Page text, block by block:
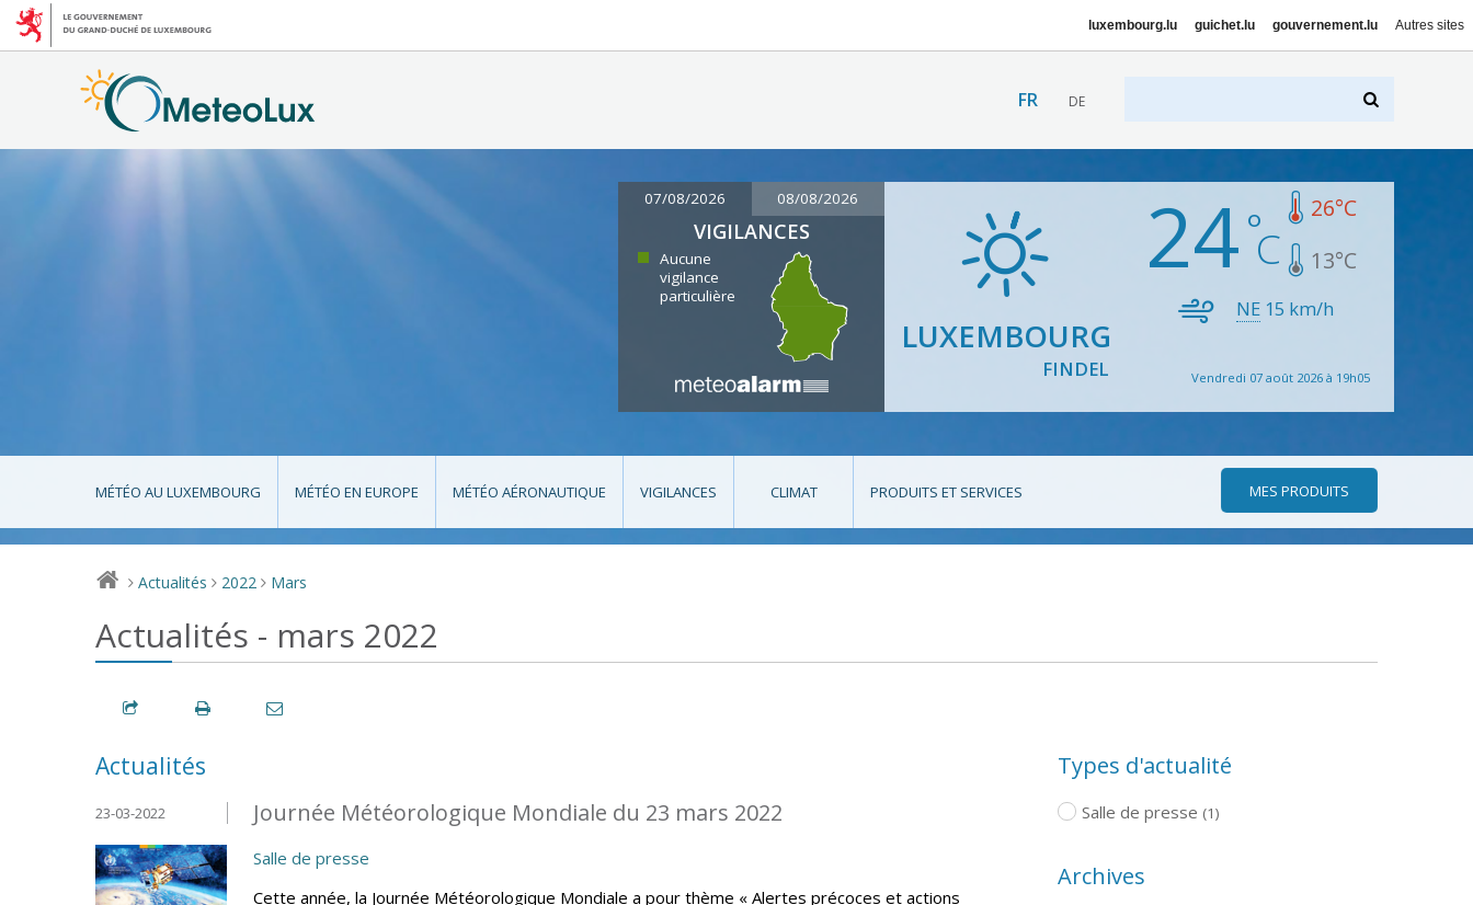
luxembourg.lu guichet.lu gouvernement.lu Autres sites
FR DE
07/08/2026 08/08/2026
VIGILANCES
Aucune
vigilance
particulière
LUXEMBOURG
FINDEL
24 26°C
13°C
NE 15 km/h
Vendredi 07 août 2026 à 19h05
MÉTÉO AU LUXEMBOURG MÉTÉO EN EUROPE MÉTÉO AÉRONAUTIQUE VIGILANCES CLIMAT PRODUITS ET SERVICES MES PRODUITS
> Actualités > 2022 > Mars
Actualités - mars 2022
Actualités
Journée Météorologique Mondiale du 23 mars 2022
23-03-2022
Salle de presse
Cette année, la Journée Météorologique Mondiale a pour thème « Alertes précoces et actions
Types d'actualité
Salle de presse (1)
Archives